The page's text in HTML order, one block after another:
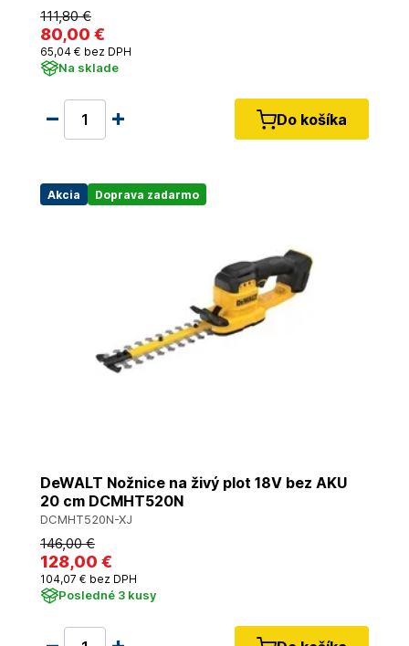
111,80 €
80,00 €
65,04 € bez DPH
Na sklade
Do košíka
Akcia Doprava zadarmo
DeWALT Nožnice na živý plot 18V bez AKU
20 cm DCMHT520N
DCMHT520N-XJ
146,00 €
128,00 €
104,07 € bez DPH
Posledné 3 kusy